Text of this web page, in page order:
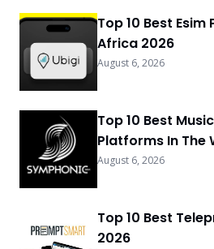
Top 10 Best
Africa 2026
August 6, 2026
Top 10 Best
Platforms In The
August 6, 2026
Top 10 Best
2026